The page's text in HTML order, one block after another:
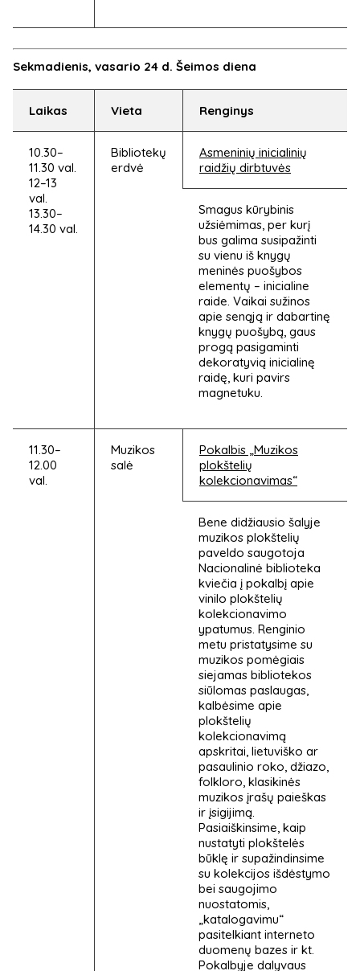
Sekmadienis, vasario 24 d. Šeimos diena
Laikas Vieta Renginys
10.30–
11.30 val.
12–13
val.
13.30–
14.30 val.
Bibliotekų
erdvė
Asmeninių inicialinių
raidžių dirbtuvės
Smagus kūrybinis
užsiėmimas, per kurį
bus galima susipažinti
su vienu iš knygų
meninės puošybos
elementų – inicialine
raide. Vaikai sužinos
apie senąją ir dabartinę
knygų puošybą, gaus
progą pasigaminti
dekoratyvią inicialinę
raidę, kuri pavirs
magnetuku.
11.30–
12.00
val.
Muzikos
salė
Pokalbis „Muzikos
plokštelių
kolekcionavimas“
Bene didžiausio šalyje
muzikos plokštelių
paveldo saugotoja
Nacionalinė biblioteka
kviečia į pokalbį apie
vinilo plokštelių
kolekcionavimo
ypatumus. Renginio
metu pristatysime su
muzikos pomėgiais
siejamas bibliotekos
siūlomas paslaugas,
kalbėsime apie
plokštelių
kolekcionavimą
apskritai, lietuviško ar
pasaulinio roko, džiazo,
folkloro, klasikinės
muzikos įrašų paieškas
ir įsigijimą.
Pasiaiškinsime, kaip
nustatyti plokštelės
būklę ir supažindinsime
su kolekcijos išdėstymo
bei saugojimo
nuostatomis,
„katalogavimu“
pasitelkiant interneto
duomenų bazes ir kt.
Pokalbyje dalyvaus